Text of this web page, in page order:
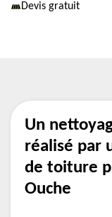
Devis gratuit
Un
réalisé par
de toiture
Ouche